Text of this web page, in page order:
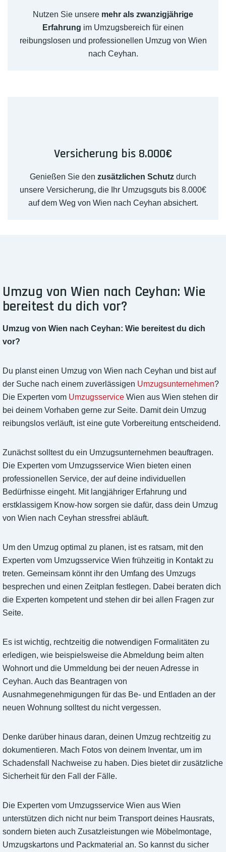
Nutzen Sie unsere mehr als zwanzigjährige
Erfahrung im Umzugsbereich für einen
reibungslosen und professionellen Umzug von Wien
nach Ceyhan.
Versicherung bis 8.000€
Genießen Sie den zusätzlichen Schutz durch
unsere Versicherung, die Ihr Umzugsguts bis 8.000€
auf dem Weg von Wien nach Ceyhan absichert.
Umzug von Wien nach Ceyhan: Wie
bereitest du dich vor?
Umzug von Wien nach Ceyhan: Wie bereitest du dich
vor?
Du planst einen Umzug von Wien nach Ceyhan und bist auf
der Suche nach einem zuverlässigen Umzugsunternehmen?
Die Experten vom Umzugsservice Wien aus Wien stehen dir
bei deinem Vorhaben gerne zur Seite. Damit dein Umzug
reibungslos verläuft, ist eine gute Vorbereitung entscheidend.
Zunächst solltest du ein Umzugsunternehmen beauftragen.
Die Experten vom Umzugsservice Wien bieten einen
professionellen Service, der auf deine individuellen
Bedürfnisse eingeht. Mit langjähriger Erfahrung und
erstklassigem Know-how sorgen sie dafür, dass dein Umzug
von Wien nach Ceyhan stressfrei abläuft.
Um den Umzug optimal zu planen, ist es ratsam, mit den
Experten vom Umzugsservice Wien frühzeitig in Kontakt zu
treten. Gemeinsam könnt ihr den Umfang des Umzugs
besprechen und einen Zeitplan festlegen. Dabei beraten dich
die Experten kompetent und stehen dir bei allen Fragen zur
Seite.
Es ist wichtig, rechtzeitig die notwendigen Formalitäten zu
erledigen, wie beispielsweise die Abmeldung beim alten
Wohnort und die Ummeldung bei der neuen Adresse in
Ceyhan. Auch das Beantragen von
Ausnahmegenehmigungen für das Be- und Entladen an der
neuen Wohnung solltest du nicht vergessen.
Denke darüber hinaus daran, deinen Umzug rechtzeitig zu
dokumentieren. Mach Fotos von deinem Inventar, um im
Schadensfall Nachweise zu haben. Dies bietet dir zusätzliche
Sicherheit für den Fall der Fälle.
Die Experten vom Umzugsservice Wien aus Wien
unterstützen dich nicht nur beim Transport deines Hausrats,
sondern bieten auch Zusatzleistungen wie Möbelmontage,
Umzugskartons und Packmaterial an. So kannst du sicher